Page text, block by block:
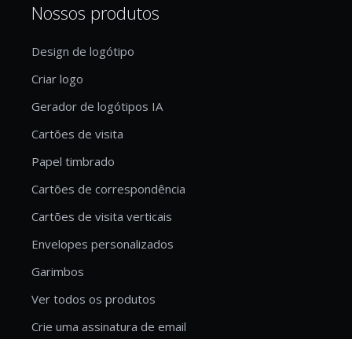
Nossos produtos
Design de logótipo
Criar logo
Gerador de logótipos IA
Cartões de visita
Papel timbrado
Cartões de correspondência
Cartões de visita verticais
Envelopes personalizados
Garimbos
Ver todos os produtos
Crie uma assinatura de email